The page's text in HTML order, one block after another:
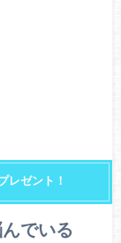
レゼント！
でいる